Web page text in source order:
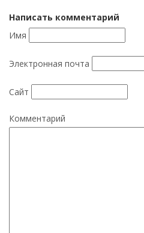
Написать комментарий
Имя
Электронная почта
Сайт
Комментарий